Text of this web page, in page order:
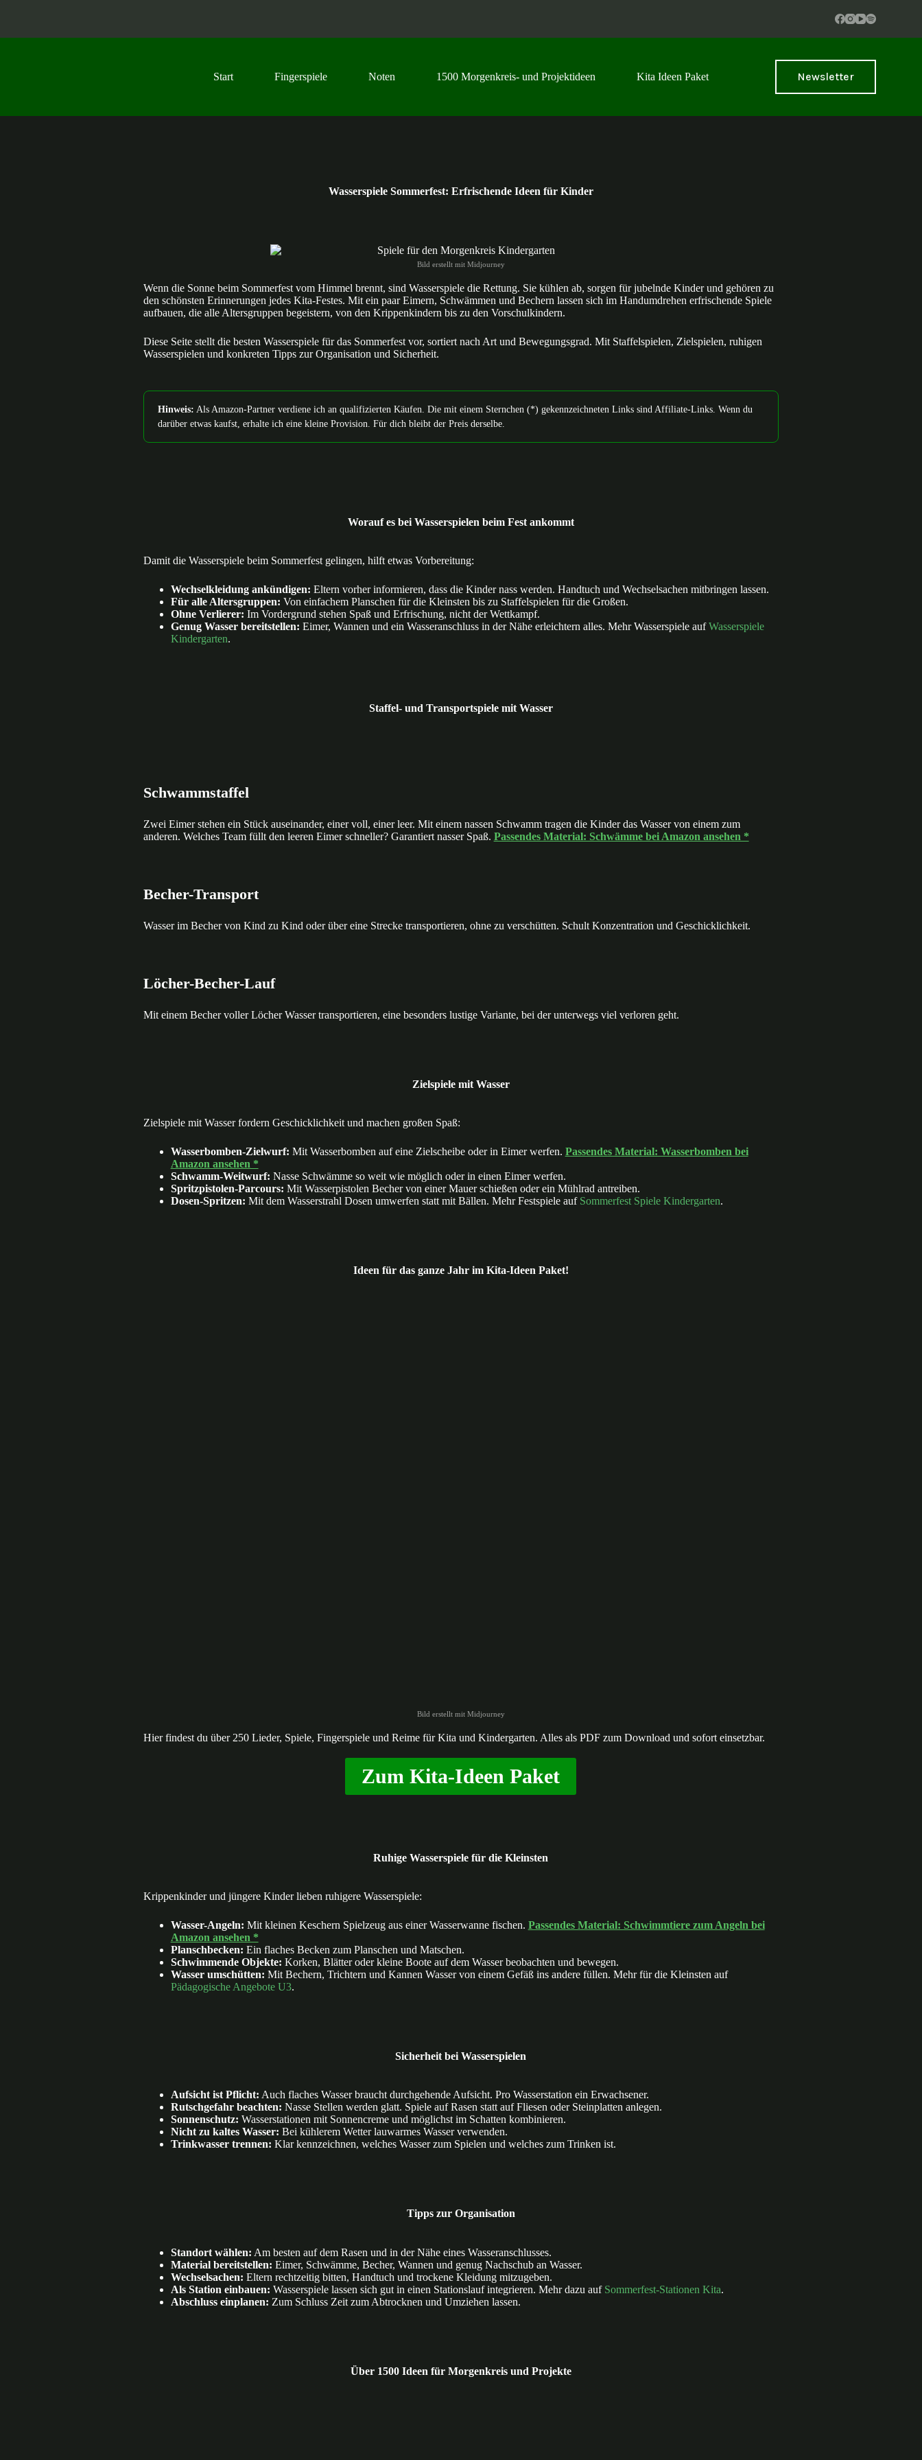
m
Start Fingerspiele Noten 1500 Morgenkreis- und Projektideen Kita Ideen Paket Newsletter
Wasserspiele Sommerfest: Erfrischende Ideen für Kinder
Bild erstellt mit Midjourney
Wenn die Sonne beim Sommerfest vom Himmel brennt, sind Wasserspiele die Rettung. Sie kühlen ab, sorgen für jubelnde Kinder und gehören zu
den schönsten Erinnerungen jedes Kita-Festes. Mit ein paar Eimern, Schwämmen und Bechern lassen sich im Handumdrehen erfrischende Spiele
aufbauen, die alle Altersgruppen begeistern, von den Krippenkindern bis zu den Vorschulkindern.
Diese Seite stellt die besten Wasserspiele für das Sommerfest vor, sortiert nach Art und Bewegungsgrad. Mit Staffelspielen, Zielspielen, ruhigen
Wasserspielen und konkreten Tipps zur Organisation und Sicherheit.
Hinweis: Als Amazon-Partner verdiene ich an qualifizierten Käufen. Die mit einem Sternchen (*) gekennzeichneten Links sind Affiliate-Links. Wenn du
darüber etwas kaufst, erhalte ich eine kleine Provision. Für dich bleibt der Preis derselbe.
Worauf es bei Wasserspielen beim Fest ankommt
Damit die Wasserspiele beim Sommerfest gelingen, hilft etwas Vorbereitung:
Wechselkleidung ankündigen: Eltern vorher informieren, dass die Kinder nass werden. Handtuch und Wechselsachen mitbringen lassen.
Für alle Altersgruppen: Von einfachem Planschen für die Kleinsten bis zu Staffelspielen für die Großen.
Ohne Verlierer: Im Vordergrund stehen Spaß und Erfrischung, nicht der Wettkampf.
Genug Wasser bereitstellen: Eimer, Wannen und ein Wasseranschluss in der Nähe erleichtern alles. Mehr Wasserspiele aufWasserspiele
Kindergarten.
Staffel- und Transportspiele mit Wasser
Schwammstaffel
Zwei Eimer stehen ein Stück auseinander, einer voll, einer leer. Mit einem nassen Schwamm tragen die Kinder das Wasser von einem zum
anderen. Welches Team füllt den leeren Eimer schneller? Garantiert nasser Spaß. Passendes Material: Schwämme bei Amazon ansehen *
Becher-Transport
Wasser im Becher von Kind zu Kind oder über eine Strecke transportieren, ohne zu verschütten. Schult Konzentration und Geschicklichkeit.
Löcher-Becher-Lauf
Mit einem Becher voller Löcher Wasser transportieren, eine besonders lustige Variante, bei der unterwegs viel verloren geht.
Zielspiele mit Wasser
Zielspiele mit Wasser fordern Geschicklichkeit und machen großen Spaß:
Wasserbomben-Zielwurf: Mit Wasserbomben auf eine Zielscheibe oder in Eimer werfen. Passendes Material: Wasserbomben bei
Amazon ansehen *
Schwamm-Weitwurf: Nasse Schwämme so weit wie möglich oder in einen Eimer werfen.
Spritzpistolen-Parcours: Mit Wasserpistolen Becher von einer Mauer schießen oder ein Mühlrad antreiben.
Dosen-Spritzen: Mit dem Wasserstrahl Dosen umwerfen statt mit Bällen. Mehr Festspiele auf Sommerfest Spiele Kindergarten.
Ideen für das ganze Jahr im Kita-Ideen Paket!
Bild erstellt mit Midjourney
Hier findest du über 250 Lieder, Spiele, Fingerspiele und Reime für Kita und Kindergarten. Alles als PDF zum Download und sofort einsetzbar.
Zum Kita-Ideen Paket
Ruhige Wasserspiele für die Kleinsten
Krippenkinder und jüngere Kinder lieben ruhigere Wasserspiele:
Wasser-Angeln: Mit kleinen Keschern Spielzeug aus einer Wasserwanne fischen. Passendes Material: Schwimmtiere zum Angeln bei
Amazon ansehen *
Planschbecken: Ein flaches Becken zum Planschen und Matschen.
Schwimmende Objekte: Korken, Blätter oder kleine Boote auf dem Wasser beobachten und bewegen.
Wasser umschütten: Mit Bechern, Trichtern und Kannen Wasser von einem Gefäß ins andere füllen. Mehr für die Kleinsten auf
Pädagogische Angebote U3.
Sicherheit bei Wasserspielen
Aufsicht ist Pflicht: Auch flaches Wasser braucht durchgehende Aufsicht. Pro Wasserstation ein Erwachsener.
Rutschgefahr beachten: Nasse Stellen werden glatt. Spiele auf Rasen statt auf Fliesen oder Steinplatten anlegen.
Sonnenschutz: Wasserstationen mit Sonnencreme und möglichst im Schatten kombinieren.
Nicht zu kaltes Wasser: Bei kühlerem Wetter lauwarmes Wasser verwenden.
Trinkwasser trennen: Klar kennzeichnen, welches Wasser zum Spielen und welches zum Trinken ist.
Tipps zur Organisation
Standort wählen: Am besten auf dem Rasen und in der Nähe eines Wasseranschlusses.
Material bereitstellen: Eimer, Schwämme, Becher, Wannen und genug Nachschub an Wasser.
Wechselsachen: Eltern rechtzeitig bitten, Handtuch und trockene Kleidung mitzugeben.
Als Station einbauen: Wasserspiele lassen sich gut in einen Stationslauf integrieren. Mehr dazu auf Sommerfest-Stationen Kita.
Abschluss einplanen: Zum Schluss Zeit zum Abtrocknen und Umziehen lassen.
Über 1500 Ideen für Morgenkreis und Projekte